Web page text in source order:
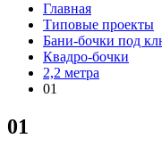
Главная
Типовые проекты
Бани-бочки под
Квадро-бочки
2,2 метра
01
01